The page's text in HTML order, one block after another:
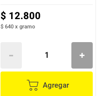
$ 12.800
$ 640 x gramo
Agregar